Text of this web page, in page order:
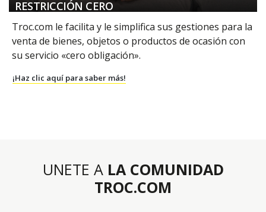
RESTRICCIÓN CERO
Troc.com le facilita y le simplifica sus gestiones para la
venta de bienes, objetos o productos de ocasión con
su servicio «cero obligación».
¡Haz clic aquí para saber más!
UNETE A LA COMUNIDAD
TROC.COM